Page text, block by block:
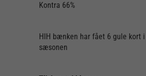
Kontra 66%
HIH bænken har fået 6 gule kort i
sæsonen